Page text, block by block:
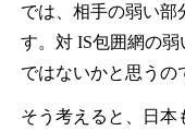
では、相手の弱い部
す。対 IS包囲網の
ではないかと思うの
そう考えると、日本